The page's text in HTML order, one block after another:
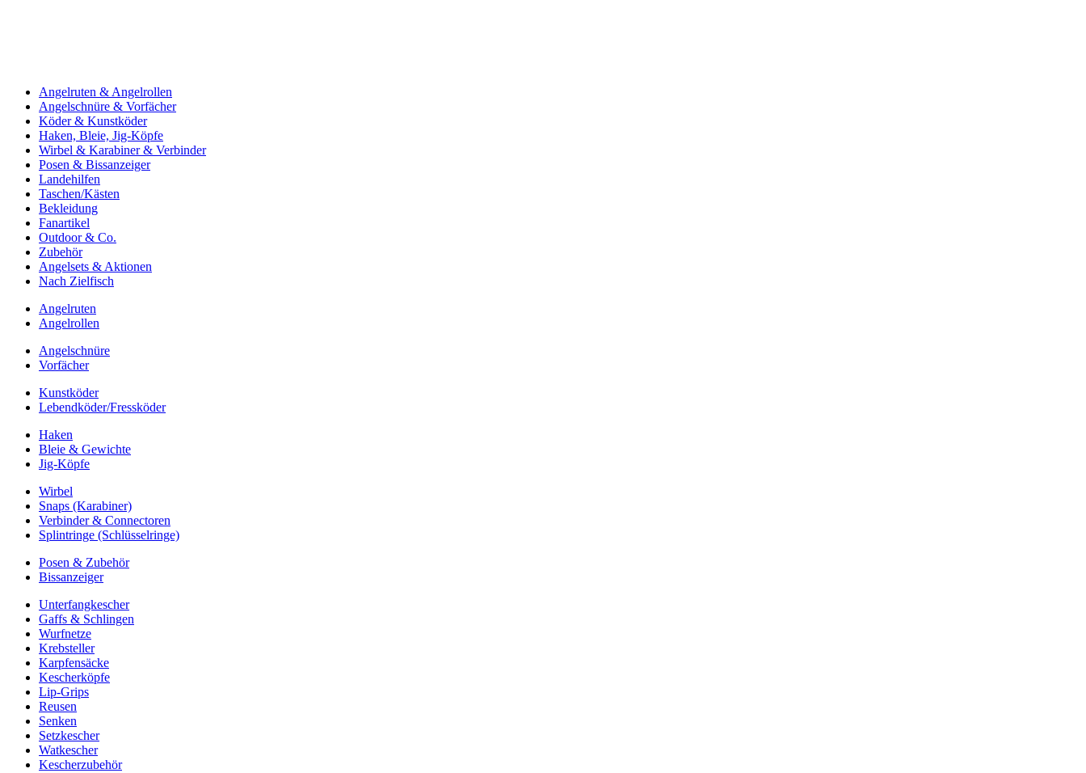
Angelruten & Angelrollen
Angelschnüre & Vorfächer
Köder & Kunstköder
Haken, Bleie, Jig-Köpfe
Wirbel & Karabiner & Verbinder
Posen & Bissanzeiger
Landehilfen
Taschen/Kästen
Bekleidung
Fanartikel
Outdoor & Co.
Zubehör
Angelsets & Aktionen
Nach Zielfisch
Angelruten
Angelrollen
Angelschnüre
Vorfächer
Kunstköder
Lebendköder/Fressköder
Haken
Bleie & Gewichte
Jig-Köpfe
Wirbel
Snaps (Karabiner)
Verbinder & Connectoren
Splintringe (Schlüsselringe)
Posen & Zubehör
Bissanzeiger
Unterfangkescher
Gaffs & Schlingen
Wurfnetze
Krebsteller
Karpfensäcke
Kescherköpfe
Lip-Grips
Reusen
Senken
Setzkescher
Watkescher
Kescherzubehör